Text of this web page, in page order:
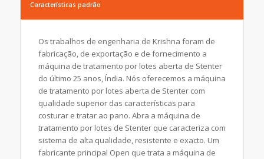
Características padrão
Os trabalhos de engenharia de Krishna foram de
fabricação, de exportação e de fornecimento a
máquina de tratamento por lotes aberta de Stenter
do último 25 anos, Índia. Nós oferecemos a máquina
de tratamento por lotes aberta de Stenter com
qualidade superior das características para
costurar e tratar ao pano. Abra a máquina de
tratamento por lotes de Stenter que caracteriza com
sistema de alta qualidade, resistente e exacto. Um
fabricante principal Open que trata a máquina de